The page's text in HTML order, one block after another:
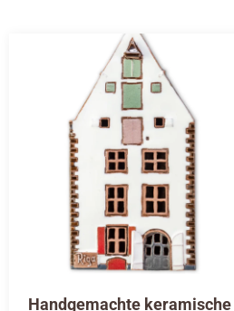
Handgemachte keramische